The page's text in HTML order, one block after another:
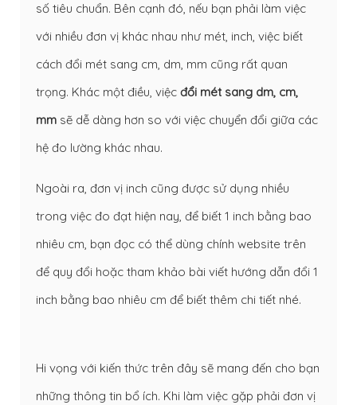
số tiêu chuẩn. Bên cạnh đó, nếu bạn phải làm việc
với nhiều đơn vị khác nhau như mét, inch, việc biết
cách đổi mét sang cm, dm, mm cũng rất quan
trọng. Khác một điều, việc đổi mét sang dm, cm,
mm sẽ dễ dàng hơn so với việc chuyển đổi giữa các
hệ đo lường khác nhau.
Ngoài ra, đơn vị inch cũng được sử dụng nhiều
trong việc đo đạt hiện nay, để biết 1 inch bằng bao
nhiêu cm, bạn đọc có thể dùng chính website trên
để quy đổi hoặc tham khảo bài viết hướng dẫn đổi 1
inch bằng bao nhiêu cm để biết thêm chi tiết nhé.
Hi vọng với kiến thức trên đây sẽ mang đến cho bạn
những thông tin bổ ích. Khi làm việc gặp phải đơn vị